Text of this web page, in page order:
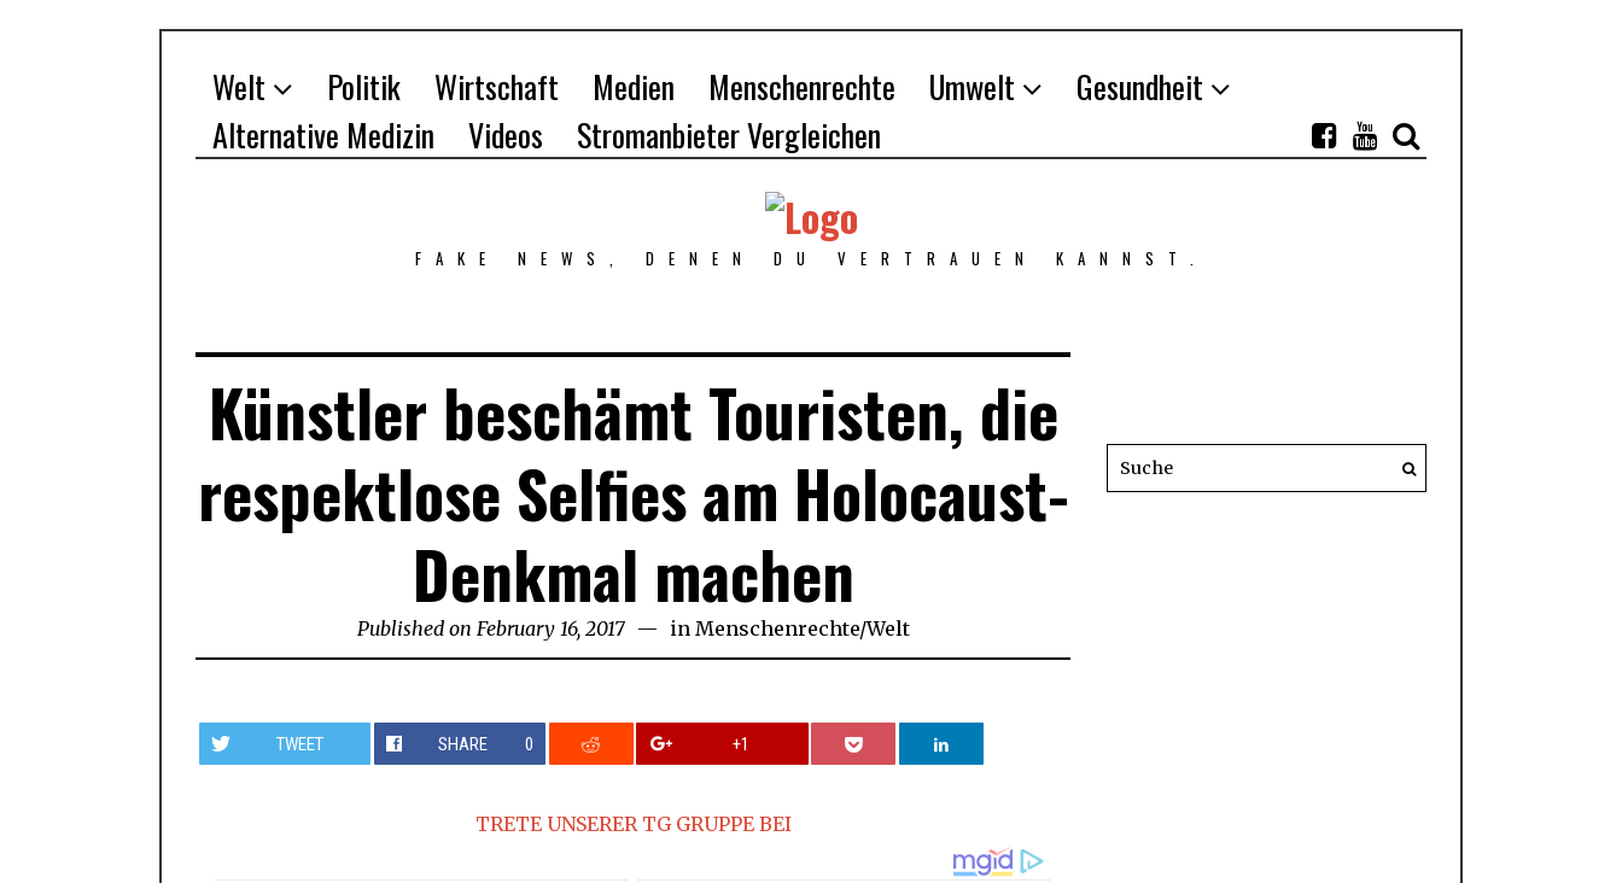
Welt Politik Wirtschaft Medien Menschenrechte Umwelt
Gesundheit
Alternative Medizin
Videos Stromanbieter Vergleichen
FAKE NEWS, DENEN DU VERTRAUEN KANNST.
Künstler beschämt Touristen, die
respektlose Selfies am Holocaust-
Denkmal machen
Published on February 16, 2017 in Menschenrechte/Welt
TWEET SHARE 0 +1
TRETE UNSERER TG GRUPPE BEI